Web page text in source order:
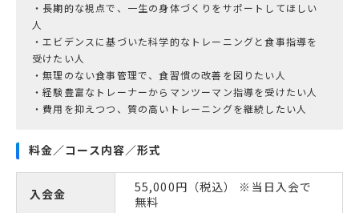
・長期的な視点で、一生の身体づくりをサポートしてほしい
人
・エビデンスに基づいた科学的なトレーニングと食事指導を
受けたい人
・無理のない食事管理で、食習慣の改善を図りたい人
・経験豊富なトレーナーからマンツーマン指導を受けたい人
料金／コース内容／形式
入会金
55,000円（税込） ※当日入会で
無料